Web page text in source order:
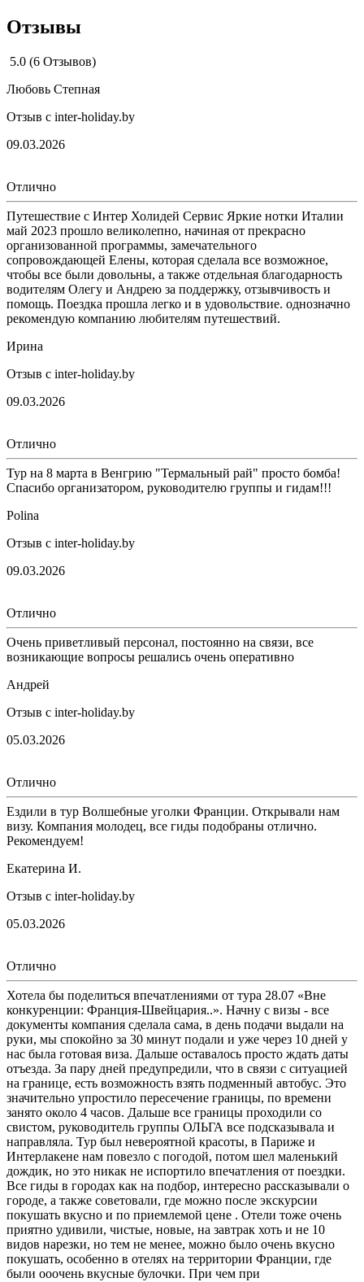
Отзывы
5.0 (6 Отзывов)
Любовь Степная
Отзыв с inter-holiday.by
09.03.2026
Отлично
Путешествие с Интер Холидей Сервис Яркие нотки Италии
май 2023 прошло великолепно, начиная от прекрасно
организованной программы, замечательного
сопровождающей Елены, которая сделала все возможное,
чтобы все были довольны, а также отдельная благодарность
водителям Олегу и Андрею за поддержку, отзывчивость и
помощь. Поездка прошла легко и в удовольствие. однозначно
рекомендую компанию любителям путешествий.
Ирина
Отзыв с inter-holiday.by
09.03.2026
Отлично
Тур на 8 марта в Венгрию "Термальный рай" просто бомба!
Спасибо организатором, руководителю группы и гидам!!!
Polina
Отзыв с inter-holiday.by
09.03.2026
Отлично
Очень приветливый персонал, постоянно на связи, все
возникающие вопросы решались очень оперативно
Андрей
Отзыв с inter-holiday.by
05.03.2026
Отлично
Ездили в тур Волшебные уголки Франции. Открывали нам
визу. Компания молодец, все гиды подобраны отлично.
Рекомендуем!
Екатерина И.
Отзыв с inter-holiday.by
05.03.2026
Отлично
Хотела бы поделиться впечатлениями от тура 28.07 «Вне
конкуренции: Франция-Швейцария..». Начну с визы - все
документы компания сделала сама, в день подачи выдали на
руки, мы спокойно за 30 минут подали и уже через 10 дней у
нас была готовая виза. Дальше оставалось просто ждать даты
отъезда. За пару дней предупредили, что в связи с ситуацией
на границе, есть возможность взять подменный автобус. Это
значительно упростило пересечение границы, по времени
занято около 4 часов. Дальше все границы проходили со
свистом, руководитель группы ОЛЬГА все подсказывала и
направляла. Тур был невероятной красоты, в Париже и
Интерлакене нам повезло с погодой, потом шел маленький
дождик, но это никак не испортило впечатления от поездки.
Все гиды в городах как на подбор, интересно рассказывали о
городе, а также советовали, где можно после экскурсии
покушать вкусно и по приемлемой цене . Отели тоже очень
приятно удивили, чистые, новые, на завтрак хоть и не 10
видов нарезки, но тем не менее, можно было очень вкусно
покушать, особенно в отелях на территории Франции, где
были ооочень вкусные булочки. При чем при